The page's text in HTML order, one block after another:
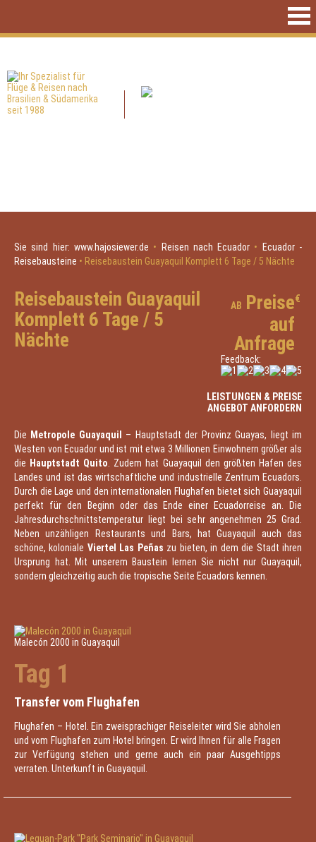
Sie sind hier: www.hajosiewer.de • Reisen nach Ecuador •
Ecuador -
Reisebausteine • Reisebaustein Guayaquil Komplett 6 Tage / 5 Nächte
Reisebaustein Guayaquil
Komplett 6 Tage / 5
Nächte
AB Preise
auf
Anfrage
€
Feedback:
LEISTUNGEN & PREISE
ANGEBOT ANFORDERN
Die Metropole Guayaquil
– Hauptstadt der Provinz Guayas, liegt im
Westen von Ecuador und ist mit etwa 3 Millionen Einwohnern größer als
die Hauptstadt Quito . Zudem hat Guayaquil den größten Hafen des
Landes und ist das wirtschaftliche und industrielle Zentrum Ecuadors.
Durch die Lage und den internationalen Flughafen bietet sich Guayaquil
perfekt für den Beginn oder das Ende einer Ecuadorreise an. Die
Jahresdurchschnittstemperatur liegt bei sehr angenehmen 25 Grad.
Neben unzähligen Restaurants und Bars, hat Guayaquil auch das
schöne, koloniale Viertel Las Peñas zu bieten, in dem die Stadt ihren
Ursprung hat. Mit unserem Baustein lernen Sie nicht nur Guayaquil,
sondern gleichzeitig auch die tropische Seite Ecuadors kennen.
Malecón 2000 in Guayaquil
Tag 1
Transfer vom Flughafen
Flughafen – Hotel. Ein zweisprachiger Reiseleiter wird Sie abholen
und vom Flughafen zum Hotel bringen. Er wird Ihnen für alle Fragen
zur Verfügung stehen und gerne auch ein paar Ausgehtipps
verraten. Unterkunft in Guayaquil.